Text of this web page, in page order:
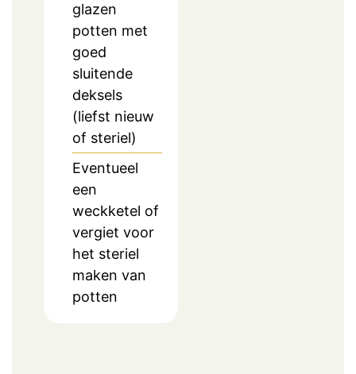
glazen
potten met
goed
sluitende
deksels
(liefst nieuw
of steriel)
Eventueel
een
weckketel of
vergiet voor
het steriel
maken van
potten